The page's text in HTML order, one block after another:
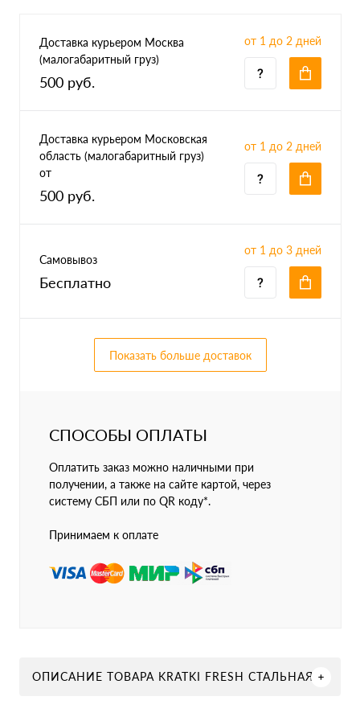
Доставка курьером Москва
(малогабаритный груз)
500 руб.
от 1 до 2 дней
Доставка курьером Московская
область (малогабаритный груз)
от
500 руб.
от 1 до 2 дней
Самовывоз
Бесплатно
от 1 до 3 дней
Показать больше доставок
СПОСОБЫ ОПЛАТЫ
Оплатить заказ можно наличными при
получении, а также на сайте картой, через
систему СБП или по QR коду*.
Принимаем к оплате
ОПИСАНИЕ ТОВАРА KRATKI FRESH СТАЛЬНАЯ